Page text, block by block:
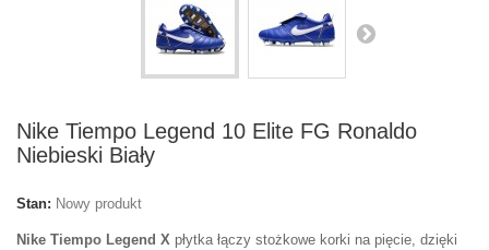
Nike Tiempo Legend 10 Elite FG Ronaldo
Niebieski Biały
Stan: Nowy produkt
Nike Tiempo Legend X płytka łączy stożkowe korki na pięcie, dzięki